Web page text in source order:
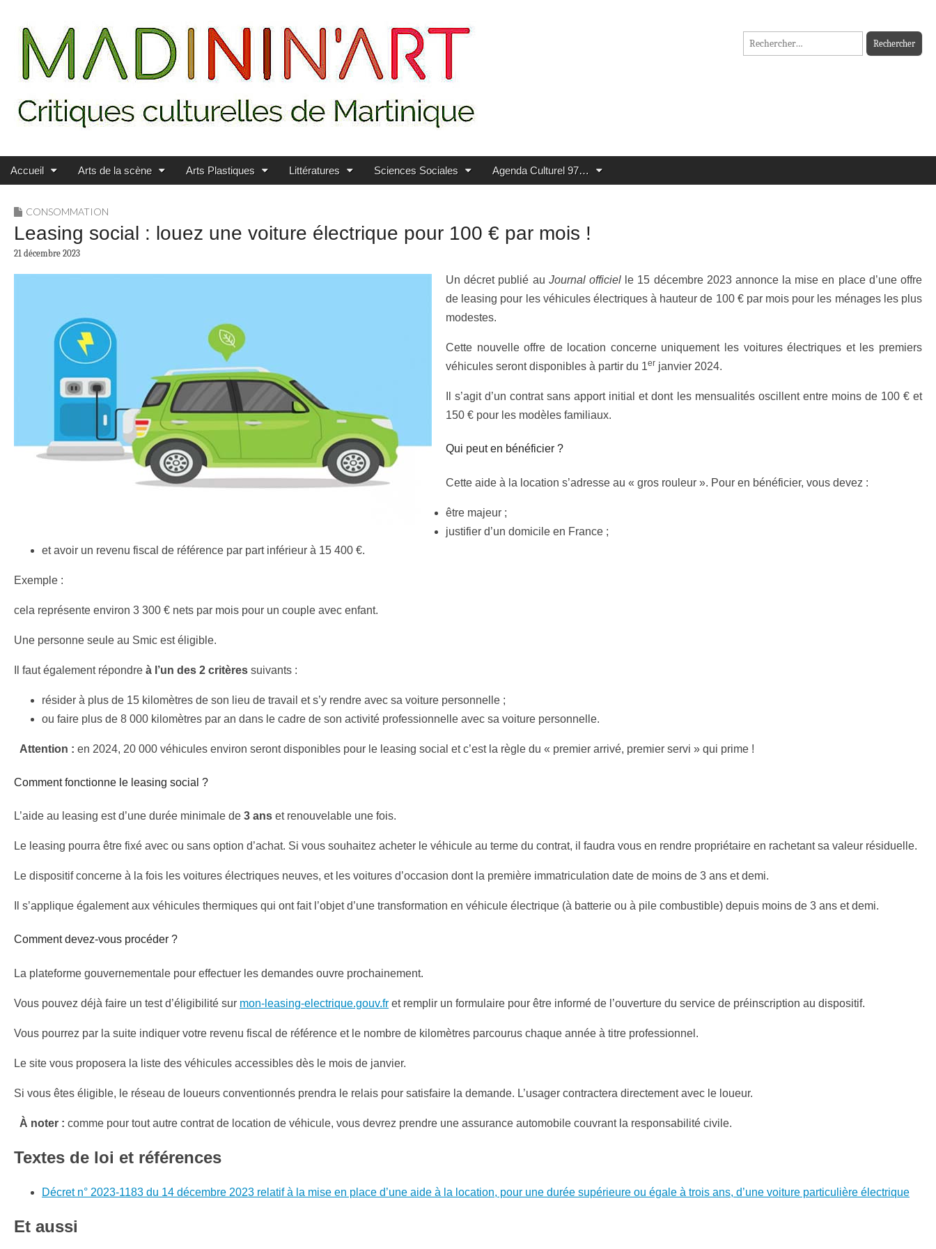
MADININ'ART
Rechercher :
Main menu
Skip to content
Accueil Arts de la scène Arts Plastiques Littératures Sciences Sociales Agenda Culturel 97…
CONSOMMATION
Leasing social : louez une voiture électrique pour 100 € par mois !
21 décembre 2023
Un décret publié au Journal officielle 15 décembre 2023 annonce la mise en place d’une offre
de leasing pour les véhicules électriques à hauteur de 100 € par mois pour les ménages les plus
modestes.
Cette nouvelle offre de location concerne uniquement les voitures électriques et les premiers
véhicules seront disponibles à partir du 1er janvier 2024.
Il s’agit d’un contrat sans apport initial et dont les mensualités oscillent entre moins de 100 € et
150 € pour les modèles familiaux.
Qui peut en bénéficier ?
Cette aide à la location s’adresse au « gros rouleur ». Pour en bénéficier, vous devez :
être majeur ;
justifier d’un domicile en France ;
et avoir un revenu fiscal de référence par part inférieur à 15 400 €.
Exemple :
cela représente environ 3 300 € nets par mois pour un couple avec enfant.
Une personne seule au Smic est éligible.
Il faut également répondre à l’un des 2 critères suivants :
résider à plus de 15 kilomètres de son lieu de travail et s’y rendre avec sa voiture personnelle ;
ou faire plus de 8 000 kilomètres par an dans le cadre de son activité professionnelle avec sa voiture personnelle.
Attention : en 2024, 20 000 véhicules environ seront disponibles pour le leasing social et c’est la règle du « premier arrivé, premier servi » qui prime !
Comment fonctionne le leasing social ?
L’aide au leasing est d’une durée minimale de 3 ans et renouvelable une fois.
Le leasing pourra être fixé avec ou sans option d’achat. Si vous souhaitez acheter le véhicule au terme du contrat, il faudra vous en rendre propriétaire en rachetant sa valeur résiduelle.
Le dispositif concerne à la fois les voitures électriques neuves, et les voitures d’occasion dont la première immatriculation date de moins de 3 ans et demi.
Il s’applique également aux véhicules thermiques qui ont fait l’objet d’une transformation en véhicule électrique (à batterie ou à pile combustible) depuis moins de 3 ans et demi.
Comment devez-vous procéder ?
La plateforme gouvernementale pour effectuer les demandes ouvre prochainement.
Vous pouvez déjà faire un test d’éligibilité sur mon-leasing-electrique.gouv.fr et remplir un formulaire pour être informé de l’ouverture du service de préinscription au dispositif.
Vous pourrez par la suite indiquer votre revenu fiscal de référence et le nombre de kilomètres parcourus chaque année à titre professionnel.
Le site vous proposera la liste des véhicules accessibles dès le mois de janvier.
Si vous êtes éligible, le réseau de loueurs conventionnés prendra le relais pour satisfaire la demande. L’usager contractera directement avec le loueur.
À noter : comme pour tout autre contrat de location de véhicule, vous devrez prendre une assurance automobile couvrant la responsabilité civile.
Textes de loi et références
Décret n° 2023-1183 du 14 décembre 2023 relatif à la mise en place d’une aide à la location, pour une durée supérieure ou égale à trois ans, d’une voiture particulière électrique
Et aussi